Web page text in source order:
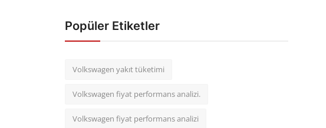
Popüler Etiketler
Volkswagen yakıt tüketimi
Volkswagen fiyat performans analizi.
Volkswagen fiyat performans analizi